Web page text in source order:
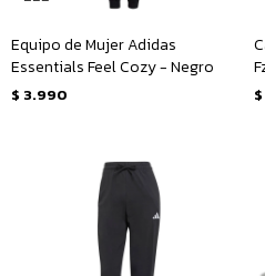
Equipo de Mujer Adidas
Essentials Feel Cozy - Negro
$ 3.990 $